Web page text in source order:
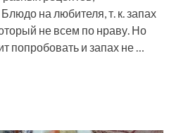
на любителя, т. к. запах
не всем по нраву. Но
попробовать и запах не …